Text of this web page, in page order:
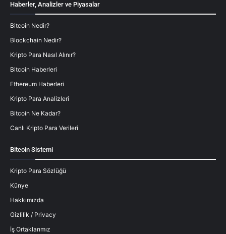
Haberler, Analizler ve Piyasalar
Bitcoin Nedir?
Blockchain Nedir?
Kripto Para Nasıl Alınır?
Bitcoin Haberleri
Ethereum Haberleri
Kripto Para Analizleri
Bitcoin Ne Kadar?
Canlı Kripto Para Verileri
Bitcoin Sistemi
Kripto Para Sözlüğü
Künye
Hakkımızda
Gizlilik / Privacy
İş Ortaklarımız